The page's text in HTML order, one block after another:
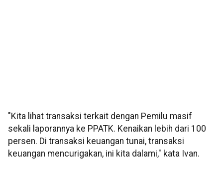
"Kita lihat transaksi terkait dengan Pemilu masif
sekali laporannya ke PPATK. Kenaikan lebih dari 100
persen. Di transaksi keuangan tunai, transaksi
keuangan mencurigakan, ini kita dalami," kata Ivan.